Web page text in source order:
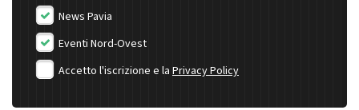
News Pavia
Eventi Nord-Ovest
Accetto l'iscrizione e la Privacy Policy